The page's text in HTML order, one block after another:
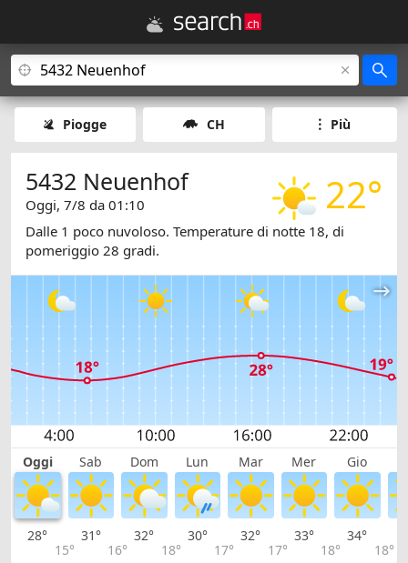
Piogge CH Più
22°
5432 Neuenhof
Oggi, 7/8 da 01:10
Dalle 1 poco nuvoloso. Temperature di notte 18, di
pomeriggio 28 gradi.
Oggi Sab Dom Lun Mar Mer Gio
28°
15°
31°
16°
32°
18°
30°
17°
32°
17°
33°
18°
34°
18°